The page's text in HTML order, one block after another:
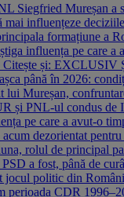
Siegfried Mureșan a
mai influențeze
formațiune a
influența pe care a
Citește și: EXCLUSIV
până în 2026:
lui Mureșan,
și PNL-ul condus de
pe care a avut-o
dezorientat pentru
rolul de principal
a fost, până de
jocul politic din
CDR